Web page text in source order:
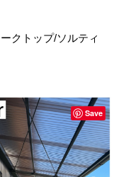
クトップ/ソルティ
Save